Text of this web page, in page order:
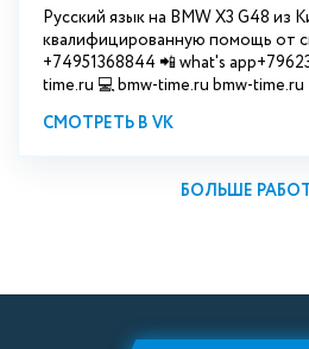
Русский язык на BMW X3 G48 из
квалифицированную помощь от
+74951368844 📲 what's
time.ru 💻 bmw-time.ru bmw-time.ru
СМОТРЕТЬ В VK
БОЛЬШЕ